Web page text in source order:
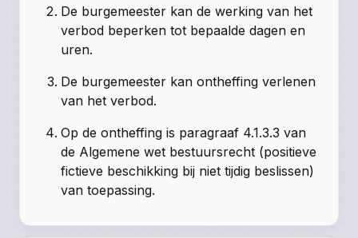
De burgemeester kan de werking van het
verbod beperken tot bepaalde dagen en
uren.
De burgemeester kan ontheffing verlenen
van het verbod.
Op de ontheffing is paragraaf 4.1.3.3 van
de Algemene wet bestuursrecht (positieve
fictieve beschikking bij niet tijdig beslissen)
van toepassing.